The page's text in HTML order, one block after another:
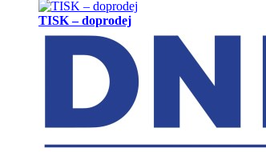
TISK – doprodej